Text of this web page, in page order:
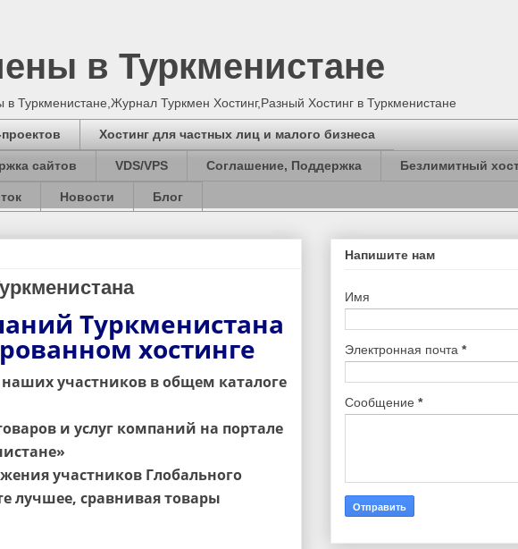
в Туркменистане
в Туркменистане,Журнал Туркмен Хостинг,Разный Хостинг в Туркменистане
Хостинг для частных лиц и малого бизнеса
сайтов VDS/VPS Соглашение, Поддержка Безлимитный
Новости Блог
Туркменистана
хостинге
участников в общем каталоге
и услуг компаний на портале
участников Глобального
лучшее, сравнивая товары
Напишите нам
Имя
Электронная почта *
Сообщение *